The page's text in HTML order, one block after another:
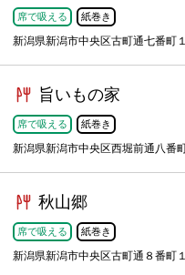
席で吸える 紙巻き
新潟県新潟市中央区古町通七番町
旨いもの家
席で吸える 紙巻き
新潟県新潟市中央区西堀前通八番
秋山郷
席で吸える 紙巻き
新潟県新潟市中央区古町通８番町